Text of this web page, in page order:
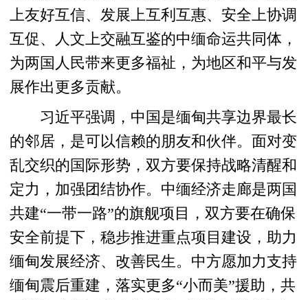
上友好互信、发展上互利互惠、安全上协调
互促、人文上交融互鉴的中缅命运共同体，
为两国人民带来更多福祉，为地区和平与发
展作出更多贡献。
习近平强调，中国是缅甸共享边界最长
的邻居，是可以信赖的朋友和伙伴。面对变
乱交织的国际形势，双方要保持战略清醒和
定力，加强团结协作。中缅经济走廊是两国
共建“一带一路”的旗舰项目，双方要在确保
安全前提下，稳步推进重点项目建设，助力
缅甸发展经济、改善民生。中方愿加力支持
缅甸震后重建，落实更多“小而美”援助，共